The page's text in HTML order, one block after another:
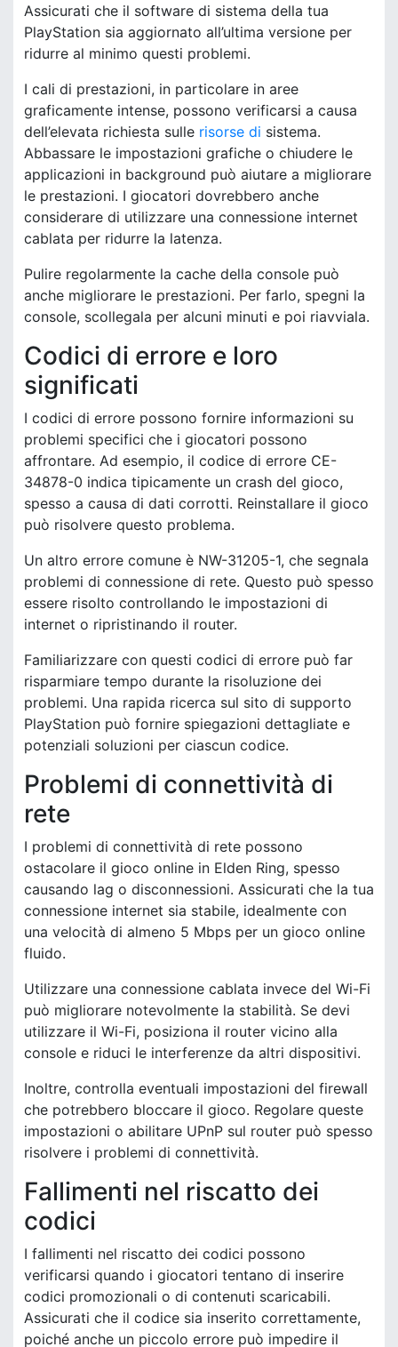
Assicurati che il software di sistema della tua
PlayStation sia aggiornato all’ultima versione per
ridurre al minimo questi problemi.
I cali di prestazioni, in particolare in aree
graficamente intense, possono verificarsi a causa
dell’elevata richiesta sulle risorse di sistema.
Abbassare le impostazioni grafiche o chiudere le
applicazioni in background può aiutare a migliorare
le prestazioni. I giocatori dovrebbero anche
considerare di utilizzare una connessione internet
cablata per ridurre la latenza.
Pulire regolarmente la cache della console può
anche migliorare le prestazioni. Per farlo, spegni la
console, scollegala per alcuni minuti e poi riavviala.
Codici di errore e loro
significati
I codici di errore possono fornire informazioni su
problemi specifici che i giocatori possono
affrontare. Ad esempio, il codice di errore CE-
34878-0 indica tipicamente un crash del gioco,
spesso a causa di dati corrotti. Reinstallare il gioco
può risolvere questo problema.
Un altro errore comune è NW-31205-1, che segnala
problemi di connessione di rete. Questo può spesso
essere risolto controllando le impostazioni di
internet o ripristinando il router.
Familiarizzare con questi codici di errore può far
risparmiare tempo durante la risoluzione dei
problemi. Una rapida ricerca sul sito di supporto
PlayStation può fornire spiegazioni dettagliate e
potenziali soluzioni per ciascun codice.
Problemi di connettività di
rete
I problemi di connettività di rete possono
ostacolare il gioco online in Elden Ring, spesso
causando lag o disconnessioni. Assicurati che la tua
connessione internet sia stabile, idealmente con
una velocità di almeno 5 Mbps per un gioco online
fluido.
Utilizzare una connessione cablata invece del Wi-Fi
può migliorare notevolmente la stabilità. Se devi
utilizzare il Wi-Fi, posiziona il router vicino alla
console e riduci le interferenze da altri dispositivi.
Inoltre, controlla eventuali impostazioni del firewall
che potrebbero bloccare il gioco. Regolare queste
impostazioni o abilitare UPnP sul router può spesso
risolvere i problemi di connettività.
Fallimenti nel riscatto dei
codici
I fallimenti nel riscatto dei codici possono
verificarsi quando i giocatori tentano di inserire
codici promozionali o di contenuti scaricabili.
Assicurati che il codice sia inserito correttamente,
poiché anche un piccolo errore può impedire il